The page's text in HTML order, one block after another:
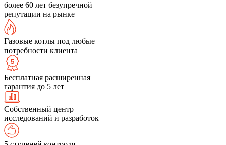
более 60 лет безупречной
репутации на рынке
Газовые котлы под любые
потребности клиента
Бесплатная расширенная
гарантия до 5 лет
Собственный центр
исследований и разработок